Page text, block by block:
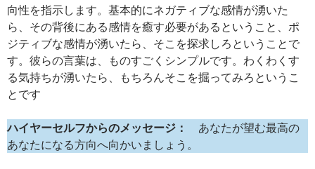
向性を指示します。基本的にネガティブな感情が湧いた
ら、その背後にある感情を癒す必要があるということ、ポ
ジティブな感情が湧いたら、そこを探求しろということで
す。彼らの言葉は、ものすごくシンプルです。わくわくす
る気持ちが湧いたら、もちろんそこを掘ってみろというこ
とです
ハイヤーセルフからのメッセージ：
あなたが望む最高の
あなたになる方向へ向かいましょう。